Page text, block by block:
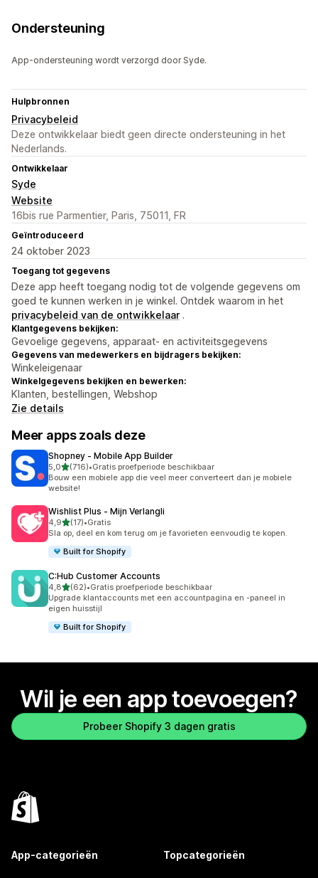
Ondersteuning
App-ondersteuning wordt verzorgd door Syde.
Hulpbronnen
Privacybeleid
Deze ontwikkelaar biedt geen directe ondersteuning in het
Nederlands.
Ontwikkelaar
Syde
Website
16bis rue Parmentier, Paris, 75011, FR
Geïntroduceerd
24 oktober 2023
Toegang tot gegevens
Deze app heeft toegang nodig tot de volgende gegevens om
goed te kunnen werken in je winkel. Ontdek waarom in het
privacybeleid van de ontwikkelaar .
Klantgegevens bekijken:
Gevoelige gegevens, apparaat- en activiteitsgegevens
Gegevens van medewerkers en bijdragers bekijken:
Winkeleigenaar
Winkelgegevens bekijken en bewerken:
Klanten, bestellingen, Webshop
Zie details
Meer apps zoals deze
Shopney ‑ Mobile App Builder
5,0van 5 sterren
(716)
716 recensies in totaal
•Gratis proefperiode beschikbaar
Bouw een mobiele app die veel meer converteert dan je mobiele
website!
Wishlist Plus ‑ Mijn Verlangli
4,9van 5 sterren
(17)
17 recensies in totaal
•Gratis
Sla op, deel en kom terug om je favorieten eenvoudig te kopen.
Built for Shopify
C:Hub Customer Accounts
4,8van 5 sterren
(62)
62 recensies in totaal
•Gratis proefperiode beschikbaar
Upgrade klantaccounts met een accountpagina en -paneel in
eigen huisstijl
Built for Shopify
Wil je een app toevoegen?
Probeer Shopify 3 dagen gratis
App-categorieën Topcategorieën